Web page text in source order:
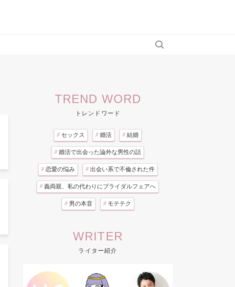
TREND WORD
トレンドワード
# セックス # 婚活 # 結婚
# 婚活で出会った論外な男性の話
# 恋愛の悩み # 出会い系で不倫された件
# 義両親、私の代わりにブライダルフェアへ
# 男の本音 # モテテク
WRITER
ライター紹介